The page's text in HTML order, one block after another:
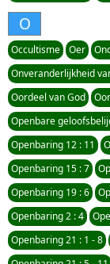
O
Occultisme Oer
Onveranderlijkheid
Oordeel van God
Openbare
Openbaring 12 : 11
Openbaring 15 : 7
Openbaring 19 : 6
Openbaring 2 : 4
Openbaring 21 : 1 - 8